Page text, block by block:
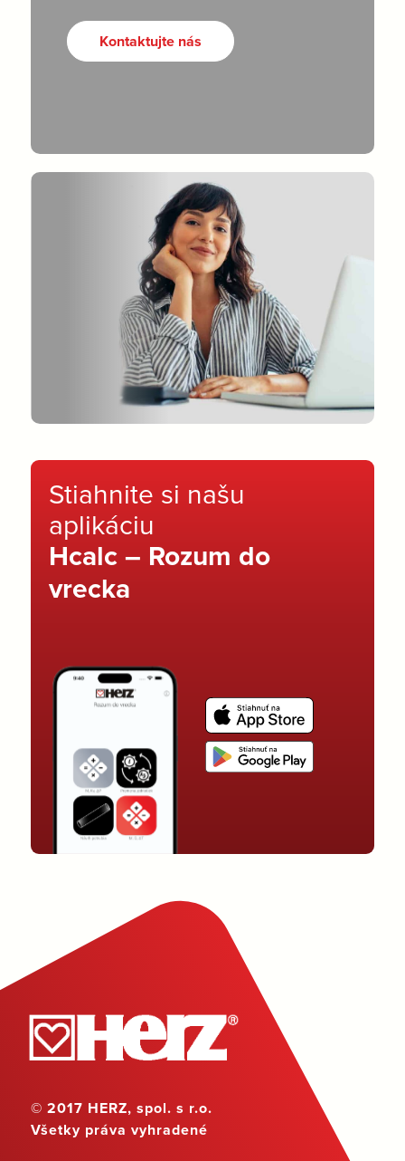
Kontaktujte nás
Stiahnite si našu
aplikáciu
Hcalc – Rozum do
vrecka
© 2017 HERZ, spol. s r.o.
Všetky práva vyhradené